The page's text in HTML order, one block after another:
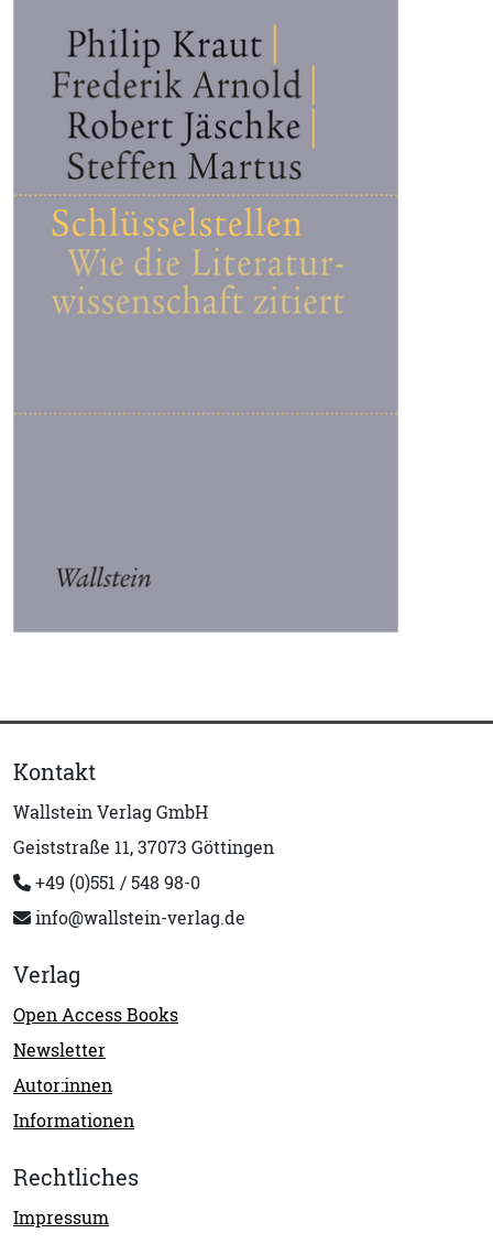
Kontakt
Wallstein Verlag GmbH
Geiststraße 11, 37073 Göttingen
+49 (0)551 / 548 98-0
info@wallstein-verlag.de
Verlag
Open Access Books
Newsletter
Autor:innen
Informationen
Rechtliches
Impressum